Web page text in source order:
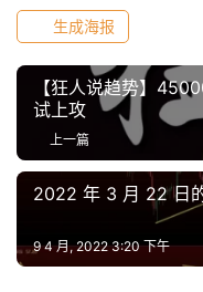
具
荐
生成海报
【狂人说趋势】
试上攻
上一篇
2022 年 3 月 22 日
9 4 月, 2022 3:20 下午